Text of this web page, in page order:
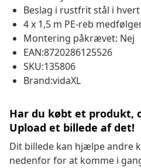
Beslag i rustfrit stål i
4 x 1,5 m PE-reb
Montering påkrævet: Nej
EAN:8720286125526
SKU:135806
Brand:vidaXL
Har du købt et produkt,
Upload et billede af det!
Dit billede kan hjælpe andre
nedenfor for at komme i